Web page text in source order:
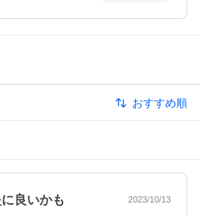
おすすめ順
良いかも 2023/10/13